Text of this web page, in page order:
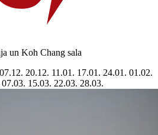
un Koh Chang sala
07.12. 20.12. 11.01. 17.01. 24.01. 01.02.
07.03. 15.03. 22.03. 28.03.